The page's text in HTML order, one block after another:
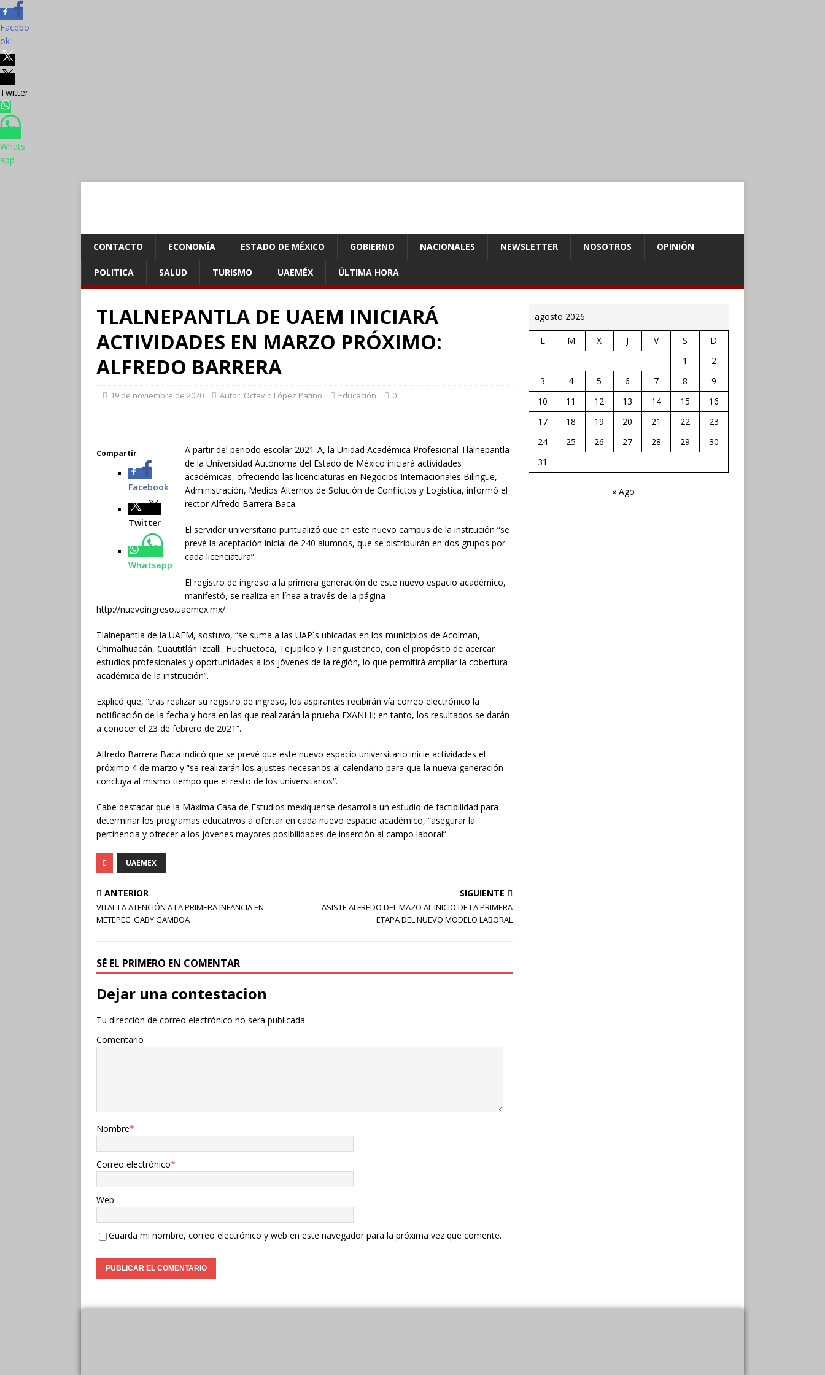
Facebo
ok
Twitter
Whats
app
CONTACTO ECONOMÍA ESTADO DE MÉXICO GOBIERNO NACIONALES NEWSLETTER NOSOTROS OPINIÓN
POLITICA SALUD TURISMO UAEMÉX ÚLTIMA HORA
TLALNEPANTLA DE UAEM INICIARÁ
ACTIVIDADES EN MARZO PRÓXIMO:
ALFREDO BARRERA
19 de noviembre de 2020 Autor: Octavio López Patiño Educación 0
Compartir
Facebook
Twitter
Whatsapp
A partir del periodo escolar 2021-A, la Unidad Académica Profesional Tlalnepantla
de la Universidad Autónoma del Estado de México iniciará actividades
académicas, ofreciendo las licenciaturas en Negocios Internacionales Bilingüe,
Administración, Medios Alternos de Solución de Conflictos y Logística, informó el
rector Alfredo Barrera Baca.
El servidor universitario puntualizó que en este nuevo campus de la institución “se
prevé la aceptación inicial de 240 alumnos, que se distribuirán en dos grupos por
cada licenciatura”.
El registro de ingreso a la primera generación de este nuevo espacio académico,
manifestó, se realiza en línea a través de la página
http://nuevoingreso.uaemex.mx/
Tlalnepantla de la UAEM, sostuvo, “se suma a las UAP´s ubicadas en los municipios de Acolman,
Chimalhuacán, Cuautitlán Izcalli, Huehuetoca, Tejupilco y Tianguistenco, con el propósito de acercar
estudios profesionales y oportunidades a los jóvenes de la región, lo que permitirá ampliar la cobertura
académica de la institución”.
Explicó que, “tras realizar su registro de ingreso, los aspirantes recibirán vía correo electrónico la
notificación de la fecha y hora en las que realizarán la prueba EXANI II; en tanto, los resultados se darán
a conocer el 23 de febrero de 2021”.
Alfredo Barrera Baca indicó que se prevé que este nuevo espacio universitario inicie actividades el
próximo 4 de marzo y “se realizarán los ajustes necesarios al calendario para que la nueva generación
concluya al mismo tiempo que el resto de los universitarios”.
Cabe destacar que la Máxima Casa de Estudios mexiquense desarrolla un estudio de factibilidad para
determinar los programas educativos a ofertar en cada nuevo espacio académico, “asegurar la
pertinencia y ofrecer a los jóvenes mayores posibilidades de inserción al campo laboral”.
UAEMEX
ANTERIOR
VITAL LA ATENCIÓN A LA PRIMERA INFANCIA EN
METEPEC: GABY GAMBOA
SIGUIENTE
ASISTE ALFREDO DEL MAZO AL INICIO DE LA PRIMERA
ETAPA DEL NUEVO MODELO LABORAL
SÉ EL PRIMERO EN COMENTAR
Dejar una contestacion
Tu dirección de correo electrónico no será publicada.
Comentario
Nombre*
Correo electrónico*
Web
Guarda mi nombre, correo electrónico y web en este navegador para la próxima vez que comente.
agosto 2026
L M X J V S
D
1
2
3
4 5 6 7 8
9
10
11 12 13 14 15
16
17
18 19 20 21 22
23
24
25 26 27 28 29
30
31
« Ago